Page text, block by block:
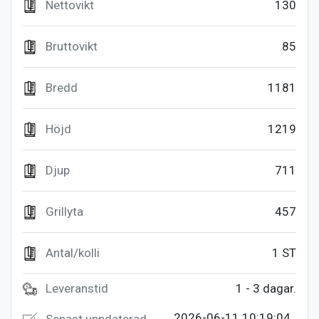
130
Nettovikt
85
Bruttovikt
1181
Bredd
1219
Höjd
711
Djup
457
Grillyta
1 ST
Antal/kolli
1 - 3 dagar.
Leveranstid